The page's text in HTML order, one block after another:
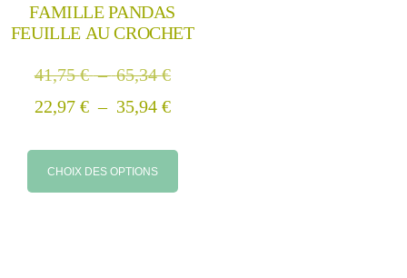
FAMILLE PANDAS
FEUILLE AU CROCHET
41,75€ – 65,34€
22,97 € – 35,94 €
CHOIX DES OPTIONS